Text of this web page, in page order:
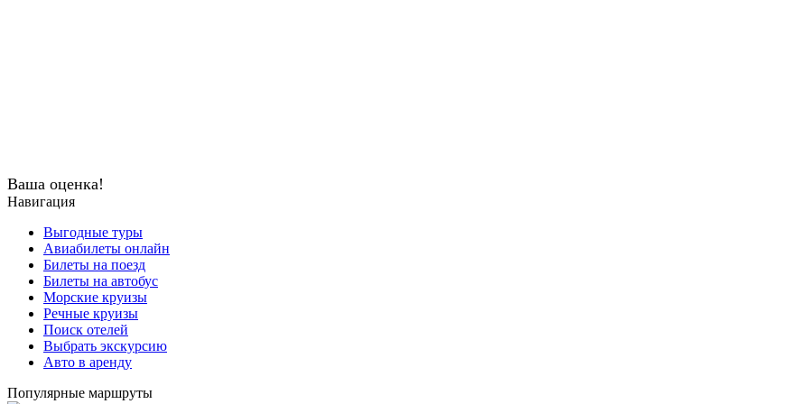
Ваша оценка!
Навигация
Выгодные туры
Авиабилеты онлайн
Билеты на поезд
Билеты на автобус
Морские круизы
Речные круизы
Поиск отелей
Выбрать экскурсию
Авто в аренду
Популярные маршруты